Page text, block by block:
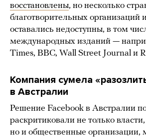
восстановлены, но несколько
благотворительных
оставались недоступны, в том
международных изданий —
Times, BBC, Wall Street Journal и
Компания сумела
в Австралии
Решение Facebook в Австралии
раскритиковали не только власти,
но и общественные организации,